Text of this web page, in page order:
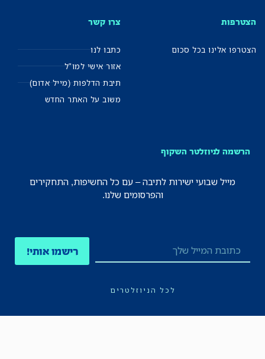
הצטרפות
הצטרפו אלינו בכל סכום
צרו קשר
כתבו לנו
אזור אישי למו"ל
תיבת הדלפות (מייל אדום)
משוב על האתר החדש
הרשמה לניוזלטר השקוף
מייל שבועי ישירות לתיבה – עם כל החשיפות, התחקירים
והפרסומים שלנו.
רישמו אותי!
לכל הניוזלטרים